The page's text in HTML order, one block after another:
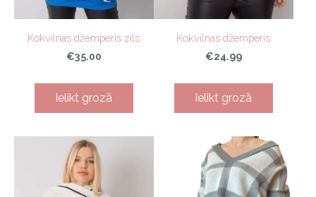
Kokvilnas džemperis zils
€35.00
Ielikt grozā
Kokvilnas džemperis
€24.99
Ielikt grozā